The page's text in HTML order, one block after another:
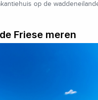
op de
Friese meren